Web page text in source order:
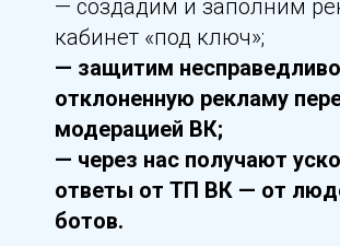
— создадим и заполним
кабинет «под ключ»;
— защитим несправедливо
отклоненную рекламу
модерацией ВК;
— через нас получают
ответы от ТП ВК — от
ботов.